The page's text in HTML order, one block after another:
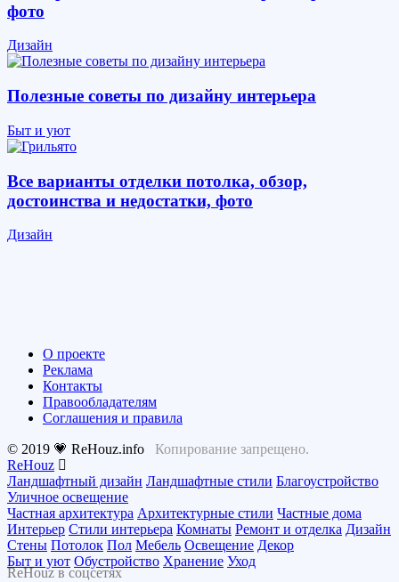
фото
Дизайн
Полезные советы по дизайну интерьера
Быт и уют
Все варианты отделки потолка, обзор,
достоинства и недостатки, фото
Дизайн
О проекте
Реклама
Контакты
Правообладателям
Соглашения и правила
© 2019 💗 ReHouz.info Копирование запрещено.
ReHouz
Ландшафтный дизайн Ландшафтные стили Благоустройство
Уличное освещение
Частная архитектура Архитектурные стили Частные дома
Интерьер Стили интерьера Комнаты Ремонт и отделка Дизайн
Стены Потолок Пол Мебель Освещение Декор
Быт и уют Обустройство Хранение Уход
ReHouz в соцсетях